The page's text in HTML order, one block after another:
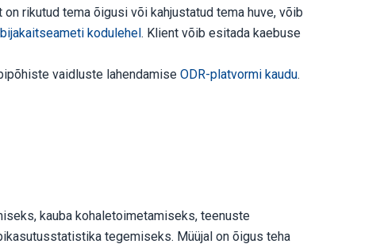
rikutud tema õigusi või kahjustatud tema huve, võib
kodulehel. Klient võib esitada kaebuse
vaidluste lahendamise ODR-platvormi kaudu.
kauba kohaletoimetamiseks, teenuste
tegemiseks. Müüjal on õigus teha